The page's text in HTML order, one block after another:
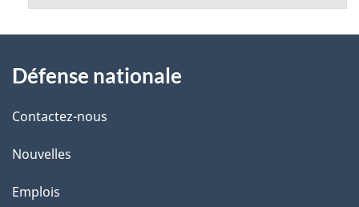
propos
de
ce
site
Défense nationale
Contactez-nous
Nouvelles
Emplois